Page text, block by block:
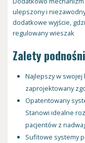
ulepszony i
dodatkowe wyjście,
regulowany wieszak
Zalety
Najlepszy w
zaprojektowany
Opatentowany
Stanowi idealne
pacjentów z
Sufitowe systemy